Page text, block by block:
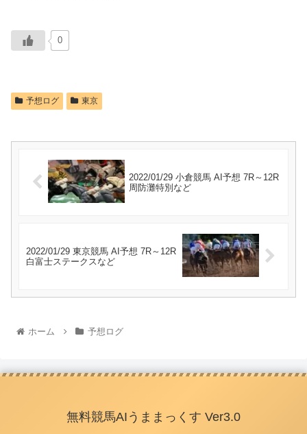
0
予想ログ 東京
2022/01/29 小倉競馬 AI予想 7R～12R
周防灘特別など
2022/01/29 東京競馬 AI予想 7R～12R
白富士ステークスなど
ホーム 予想ログ
無料競馬AIうままっくす Ver3.0